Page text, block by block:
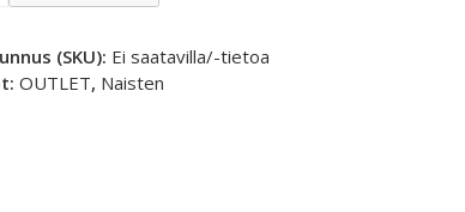
(SKU): Ei saatavilla/-tietoa
OUTLET, Naisten